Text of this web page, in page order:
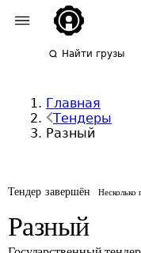
Найти грузы
Главная
Тендеры
Разный
Тендер завершён Несколько
Разный